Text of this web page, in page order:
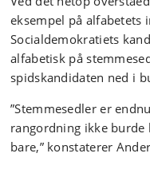
eksempel på alfabetets
Socialdemokratiets
alfabetisk på
spidskandidaten ned i
”Stemmesedler er
rangordning ikke burde
bare,” konstaterer